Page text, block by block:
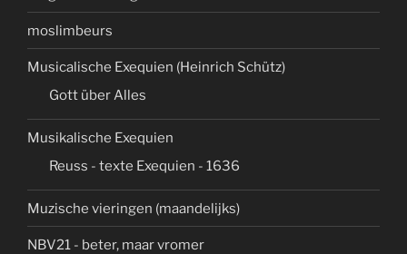
moslimbeurs
Musicalische Exequien (Heinrich Schütz)
Gott über Alles
Musikalische Exequien
Reuss - texte Exequien - 1636
Muzische vieringen (maandelijks)
NBV21 - beter, maar vromer